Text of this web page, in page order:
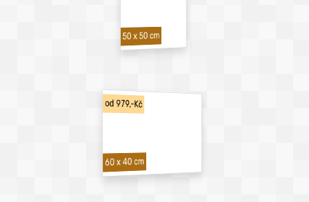
50 x 50 cm
od 979,-Kč
60 x 40 cm